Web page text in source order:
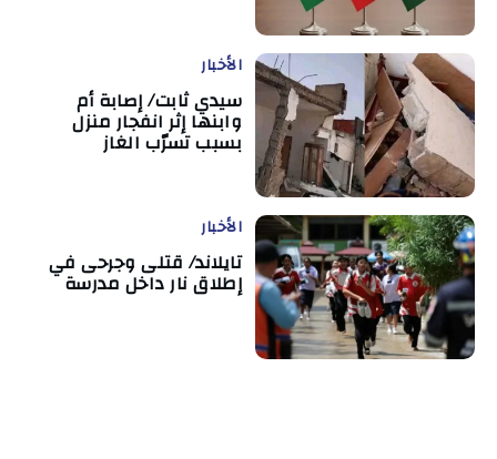
الأخبار
سيدي ثابت/ إصابة أم
وابنها إثر انفجار منزل
بسبب تسرّب الغاز
الأخبار
تايلاند/ قتلى وجرحى في
إطلاق نار داخل مدرسة